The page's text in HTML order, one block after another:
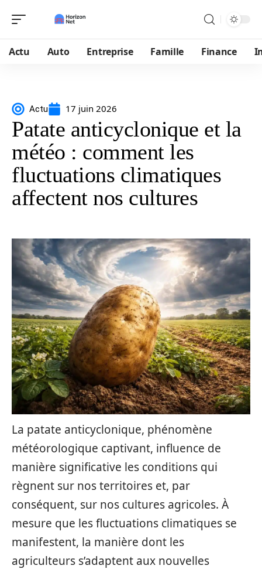
Actu Auto Entreprise Famille Finance
Actu 17 juin 2026
Patate anticyclonique et la
météo : comment les
fluctuations climatiques
affectent nos cultures
La patate anticyclonique, phénomène
météorologique captivant, influence de
manière significative les conditions qui
règnent sur nos territoires et, par
conséquent, sur nos cultures agricoles. À
mesure que les fluctuations climatiques se
manifestent, la manière dont les
agriculteurs s’adaptent aux nouvelles